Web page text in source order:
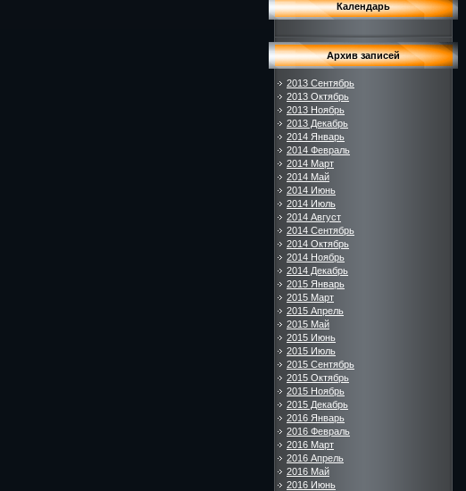
Календарь
Архив записей
2013 Сентябрь
2013 Октябрь
2013 Ноябрь
2013 Декабрь
2014 Январь
2014 Февраль
2014 Март
2014 Май
2014 Июнь
2014 Июль
2014 Август
2014 Сентябрь
2014 Октябрь
2014 Ноябрь
2014 Декабрь
2015 Январь
2015 Март
2015 Апрель
2015 Май
2015 Июнь
2015 Июль
2015 Сентябрь
2015 Октябрь
2015 Ноябрь
2015 Декабрь
2016 Январь
2016 Февраль
2016 Март
2016 Апрель
2016 Май
2016 Июнь